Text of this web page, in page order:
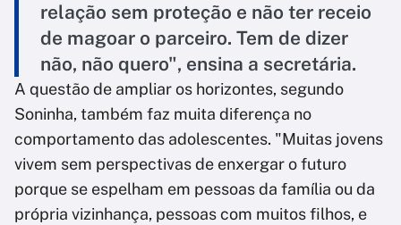
relação sem proteção e não ter receio
de magoar o parceiro. Tem de dizer
não, não quero", ensina a secretária.
A questão de ampliar os horizontes, segundo
Soninha, também faz muita diferença no
comportamento das adolescentes. "Muitas jovens
vivem sem perspectivas de enxergar o futuro
porque se espelham em pessoas da família ou da
própria vizinhança, pessoas com muitos filhos, e